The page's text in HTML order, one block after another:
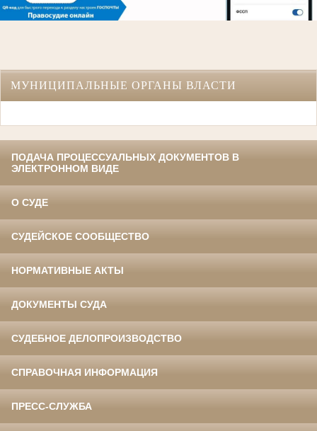
МУНИЦИПАЛЬНЫЕ ОРГАНЫ ВЛАСТИ
ПОДАЧА ПРОЦЕССУАЛЬНЫХ ДОКУМЕНТОВ В
ЭЛЕКТРОННОМ ВИДЕ
О СУДЕ
СУДЕЙСКОЕ СООБЩЕСТВО
НОРМАТИВНЫЕ АКТЫ
ДОКУМЕНТЫ СУДА
СУДЕБНОЕ ДЕЛОПРОИЗВОДСТВО
СПРАВОЧНАЯ ИНФОРМАЦИЯ
ПРЕСС-СЛУЖБА